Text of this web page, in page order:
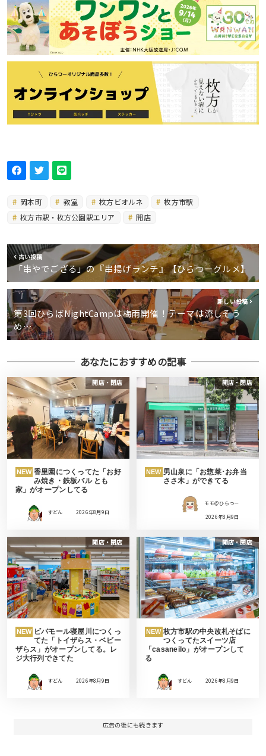
岡本町 教室 枚方ビオルネ
枚方市駅
枚方市駅・枚方公園駅エリア
開店
古い投稿
「串やでござる」の『串揚げランチ』【ひらつーグルメ】
新しい投稿
第3回ひらばNightCampは梅雨開催！テーマは流しそう
め…
あなたにおすすめの記事
開店・閉店
NEW 香里園につくってた「お好
み焼き・鉄板バル とも
家」がオープンしてる
すどん 2026年8月9日
開店・閉店
NEW 男山泉に「お惣菜･お弁当
ささ木」ができてる
モモ＠ひらつー
2026年8月9日
開店・閉店
NEW ビバモール寝屋川につくっ
てた「トイザらス・ベビー
ザらス」がオープンしてる。レ
ジ大行列できてた
すどん 2026年8月9日
開店・閉店
NEW 枚方市駅の中央改札そばに
つくってたスイーツ店
「casaneilo」がオープンして
る
すどん 2026年8月9日
広告の後にも続きます